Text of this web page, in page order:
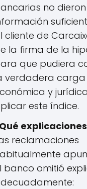
no dieron
cliente de
la firma de la
que pudiera
verdadera carga
y
este índice.
reclamaciones
banco omitió